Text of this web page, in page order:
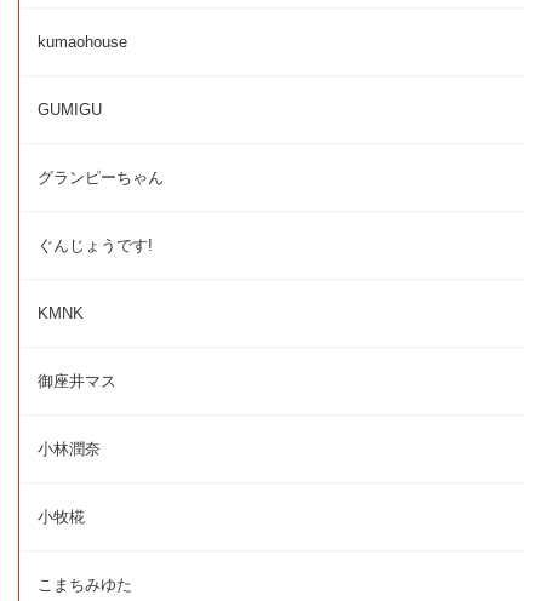
kumaohouse
GUMIGU
グランピーちゃん
ぐんじょうです!
KMNK
御座井マス
小林潤奈
小牧椛
こまちみゆた